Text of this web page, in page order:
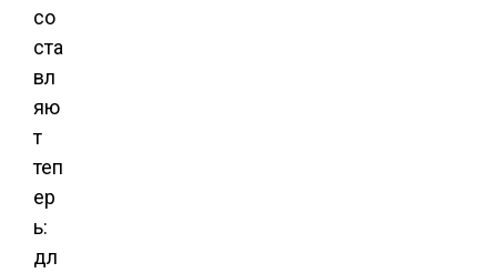
со
ста
вл
яю
т
теп
ер
ь:
дл